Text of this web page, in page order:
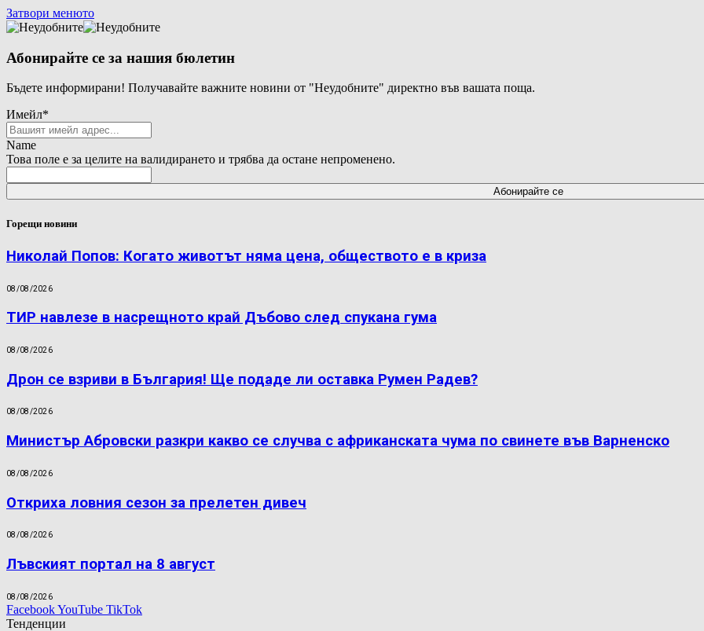
Затвори менюто
Абонирайте се за нашия бюлетин
Бъдете информирани! Получавайте важните новини от "Неудобните" директно във вашата поща.
Имейл*
Name
Това поле е за целите на валидирането и трябва да остане непроменено.
Горещи новини
Николай Попов: Когато животът няма цена, обществото е в криза
08/08/2026
ТИР навлезе в насрещното край Дъбово след спукана гума
08/08/2026
Дрон се взриви в България! Ще подаде ли оставка Румен Радев?
08/08/2026
Министър Абровски разкри какво се случва с африканската чума по свинете във Варненско
08/08/2026
Откриха ловния сезон за прелетен дивеч
08/08/2026
Лъвският портал на 8 август
08/08/2026
FacebookYouTube TikTok
Тенденции